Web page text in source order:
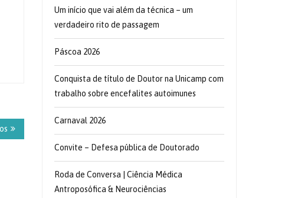
Um início que vai além da técnica – um
verdadeiro rito de passagem
Páscoa 2026
Conquista de título de Doutor na Unicamp com
trabalho sobre encefalites autoimunes
Carnaval 2026
Convite – Defesa pública de Doutorado
Roda de Conversa | Ciência Médica
Antroposófica & Neurociências